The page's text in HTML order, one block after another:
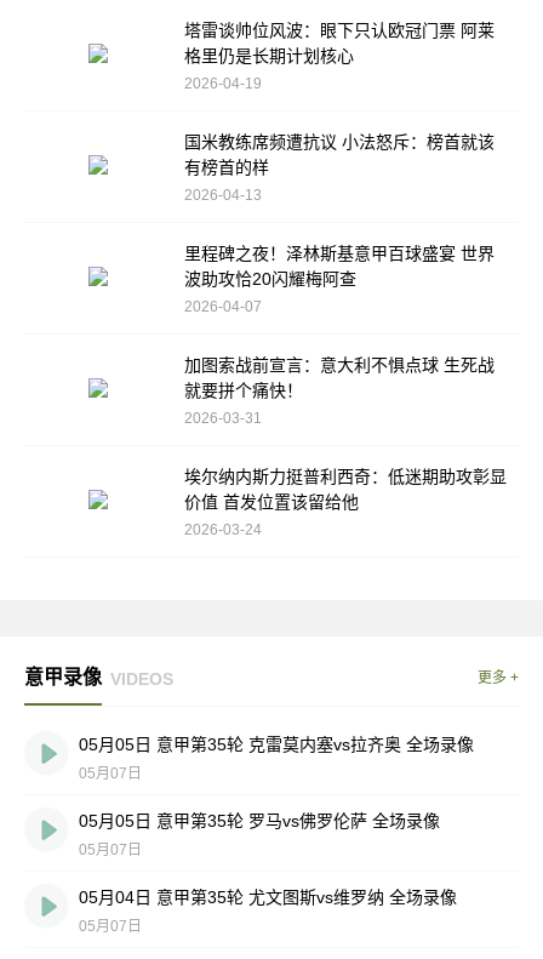
塔雷谈帅位风波：眼下只认欧冠门票 阿莱
格里仍是长期计划核心
2026-04-19
国米教练席频遭抗议 小法怒斥：榜首就该
有榜首的样
2026-04-13
里程碑之夜！泽林斯基意甲百球盛宴 世界
波助攻恰20闪耀梅阿查
2026-04-07
加图索战前宣言：意大利不惧点球 生死战
就要拼个痛快！
2026-03-31
埃尔纳内斯力挺普利西奇：低迷期助攻彰显
价值 首发位置该留给他
2026-03-24
意甲录像 VIDEOS 更多 +
05月05日 意甲第35轮 克雷莫内塞vs拉齐奥 全场录像
05月07日
05月05日 意甲第35轮 罗马vs佛罗伦萨 全场录像
05月07日
05月04日 意甲第35轮 尤文图斯vs维罗纳 全场录像
05月07日